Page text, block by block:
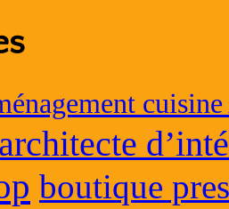
architecte
boutique